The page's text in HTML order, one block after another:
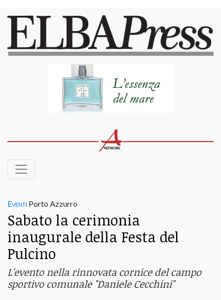
Eventi Porto Azzurro
Sabato la cerimonia
inaugurale della Festa del
Pulcino
L'evento nella rinnovata cornice del campo
sportivo comunale "Daniele Cecchini"